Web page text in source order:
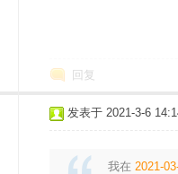
回复
发表于 2021-3-6
我在 2021-